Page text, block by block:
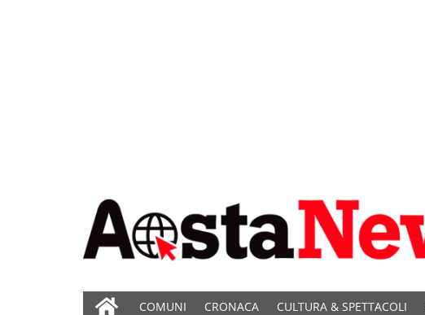
COMUNI CRONACA CULTURA & SPETTACOLI